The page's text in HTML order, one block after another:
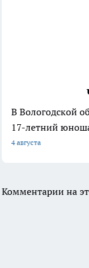
В Вологодской
17-летний
4 августа
Комментарии на